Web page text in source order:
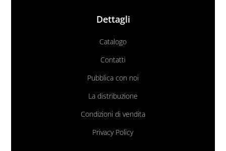
Dettagli
Catalogo
Contatti
Pubblica con noi
La distribuzione
Condizioni di vendita
Privacy Policy